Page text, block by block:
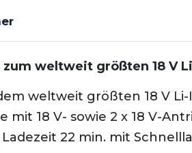
weltweit größten 18 V
weltweit größten 18 V
18 V- sowie 2 x 18 V-
22 min. mit